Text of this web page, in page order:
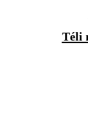
Téli